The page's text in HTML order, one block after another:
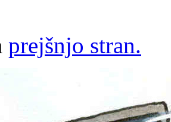
prejšnjo stran.